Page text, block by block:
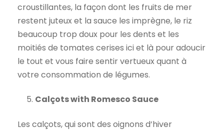
croustillantes, la façon dont les fruits de mer
restent juteux et la sauce les imprègne, le riz
beaucoup trop doux pour les dents et les
moitiés de tomates cerises ici et là pour adoucir
le tout et vous faire sentir vertueux quant à
votre consommation de légumes.
Calçots with Romesco Sauce
Les calçots, qui sont des oignons d’hiver